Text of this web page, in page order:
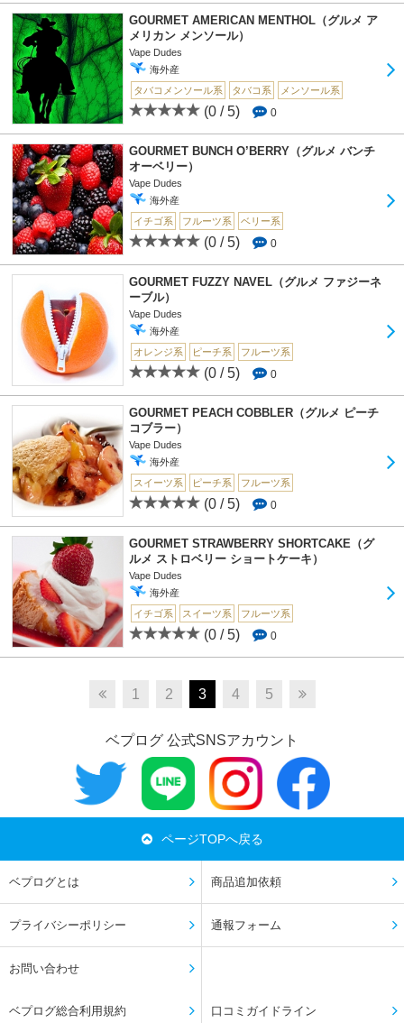
GOURMET AMERICAN MENTHOL（グルメ ア
メリカン メンソール）
Vape Dudes
海外産
タバコメンソール系
タバコ系 メンソール系
(0 / 5) 0
GOURMET BUNCH O’BERRY（グルメ バンチ
オーベリー）
Vape Dudes
海外産
イチゴ系
フルーツ系 ベリー系
(0 / 5) 0
GOURMET FUZZY NAVEL（グルメ ファジーネ
ーブル）
Vape Dudes
海外産
オレンジ系
ピーチ系 フルーツ系
(0 / 5) 0
GOURMET PEACH COBBLER（グルメ ピーチ
コブラー）
Vape Dudes
海外産
スイーツ系
ピーチ系 フルーツ系
(0 / 5) 0
GOURMET STRAWBERRY SHORTCAKE（グ
ルメ ストロベリー ショートケーキ）
Vape Dudes
海外産
イチゴ系
スイーツ系 フルーツ系
(0 / 5) 0
1 2 3 4 5
ベプログ 公式SNSアカウント
ページTOPへ戻る
ベプログとは 商品追加依頼
プライバシーポリシー 通報フォーム
お問い合わせ
ベプログ総合利用規約 口コミガイドライン